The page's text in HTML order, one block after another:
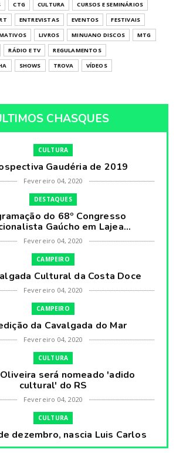
CTG CULTURA
CURSOS E SEMINÁRIOS
ENTREVISTAS EVENTOS
FESTIVAIS
LIVROS MINUANO DISCOS
MTG
RÁDIO E TV
REGULAMENTOS
SHOWS TROVA VÍDEOS
CHASQUES
CULTURA
Gaudéria de 2019
Fevereiro 04, 2020
DESTAQUES
do 68º Congresso
Gaúcho em Lajea...
Fevereiro 04, 2020
CAMPEIRO
Cultural da Costa Doce
Fevereiro 04, 2020
CAMPEIRO
da Cavalgada do Mar
Fevereiro 04, 2020
CULTURA
será nomeado 'adido
cultural' do RS
Fevereiro 04, 2020
CULTURA
dezembro, nascia Luis Carlos
Prestes, o Cavaleiro ...